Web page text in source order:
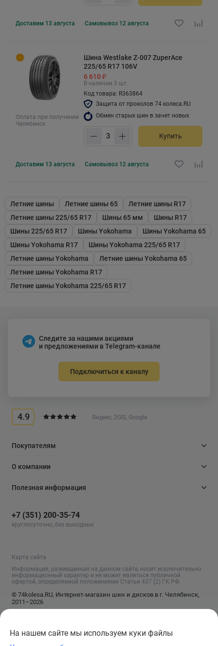
Доставим 13 августа Самовывоз 12 августа
Оплата при получении
Челябинск
Шина Westlake Z-007 ZuperAce
225/65 R17 106V
6 610 ₽
В наличии 3 шт.
Код товара: R363864
Защита от проколов 74 колеса.RU
Обмен старых шин в зачет новых
Купить
Доставим 13 августа Самовывоз 12 августа
Летние шины Летние шины 65
Летние шины R17
Летние шины 225/65 R17
Шины 65 мм
Шины R17
Шины 225/65 R17
Шины Yokohama
Шины Yokohama 65
Шины Yokohama R17
Шины Yokohama 225/65 R17
Летние шины Yokohama
Летние шины Yokohama 65
Летние шины Yokohama R17
Летние шины Yokohama 225/65 R17
Следите за нашими акциями
и предложениями в Telegram-канале
Подключиться к каналу
4.9 Яндекс, 2GIS, Google
Покупателям
О компании
Полезная информация
+7 (351) 200-35-74
круглосуточно, без выходных
Карта сайта
Информация, размещенная на данном сайте, носит исключительно
информационный характер и не может являться публичной
офертой, определяемой положениями Статьи 437 (2) ГК РФ.
© 74kolesa.RU, Интернет-магазин шин и дисков в г. Челябинск,
2011–2026
На нашем сайте мы используем куки файлы